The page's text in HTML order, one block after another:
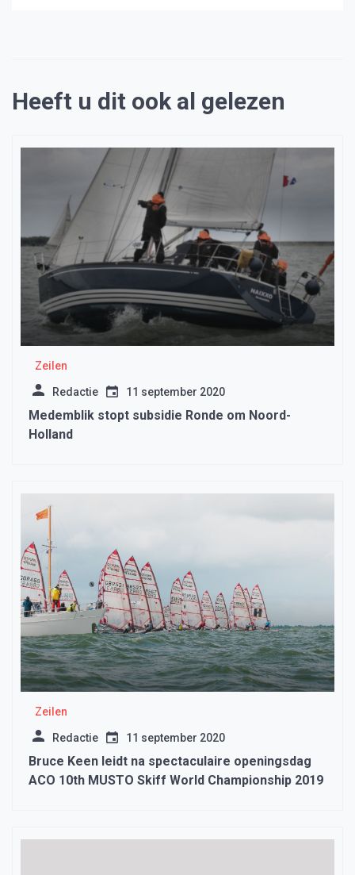
Heeft u dit ook al gelezen
Zeilen
Redactie 11 september 2020
Medemblik stopt subsidie Ronde om Noord-
Holland
Zeilen
Redactie 11 september 2020
Bruce Keen leidt na spectaculaire openingsdag
ACO 10th MUSTO Skiff World Championship 2019